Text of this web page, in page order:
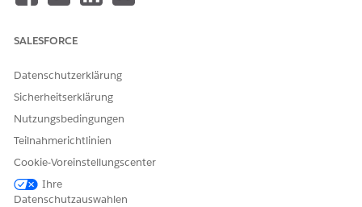
Registerkarten "Verlorene Karten", "Reisepläne" und
überprüfen.
Geben Sie uns Feedback, damit wir uns verbessern können.
SALESFORCE
Datenschutzerklärung
Sicherheitserklärung
Nutzungsbedingungen
Teilnahmerichtlinien
Cookie-Voreinstellungscenter
Ihre
Datenschutzauswahlen